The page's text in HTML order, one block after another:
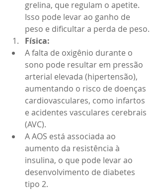
grelina, que regulam o apetite.
Isso pode levar ao ganho de
peso e dificultar a perda de peso.
Física:
A falta de oxigênio durante o
sono pode resultar em pressão
arterial elevada (hipertensão),
aumentando o risco de doenças
cardiovasculares, como infartos
e acidentes vasculares cerebrais
(AVC).
A AOS está associada ao
aumento da resistência à
insulina, o que pode levar ao
desenvolvimento de diabetes
tipo 2.